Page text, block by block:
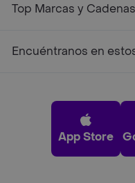
Top Marcas y
Encuéntranos en
App Store